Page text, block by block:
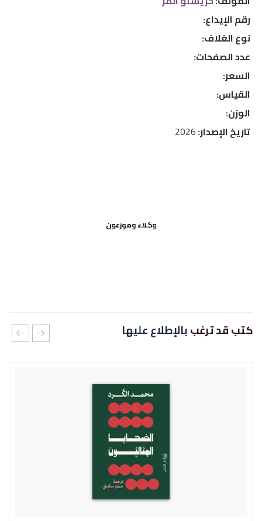
رقم الإيداع:
نوع الغلاف:
عدد الصفحات:
السعر:
القياس:
الوزن:
تاريخ الإصدار:2026
وكلاء وموزعون
كتب قد ترغببالإطلاع عليها